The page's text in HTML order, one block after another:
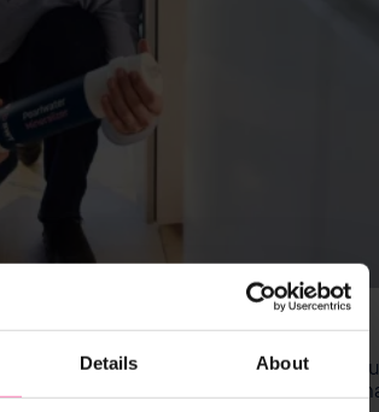
Details About
alle Informationen, die Sie benötigen,
Küchen-Set einfach und